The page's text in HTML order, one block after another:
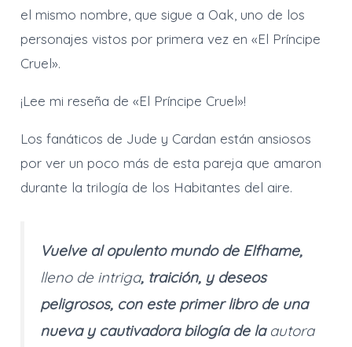
el mismo nombre, que sigue a Oak, uno de los
personajes vistos por primera vez en «El Príncipe
Cruel».
¡Lee mi reseña de «El Príncipe Cruel»!
Los fanáticos de Jude y Cardan están ansiosos
por ver un poco más de esta pareja que amaron
durante la trilogía de los Habitantes del aire.
Vuelve al opulento mundo de Elfhame,
lleno de intriga, traición, y deseos
peligrosos, con este primer libro de una
nueva y cautivadora bilogía de la autora